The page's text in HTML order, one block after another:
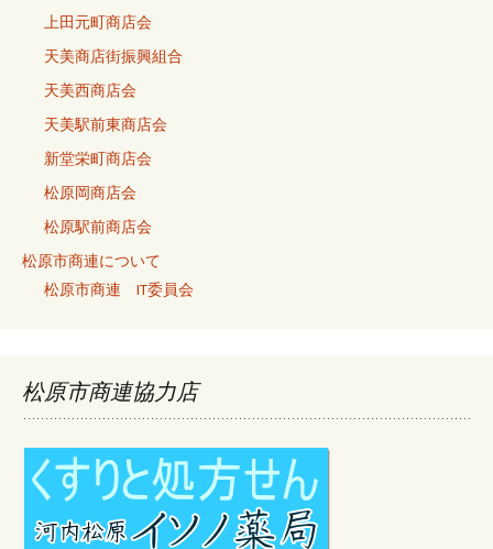
上田元町商店会
天美商店街振興組合
天美西商店会
天美駅前東商店会
新堂栄町商店会
松原岡商店会
松原駅前商店会
松原市商連について
松原市商連 IT委員会
松原市商連協力店